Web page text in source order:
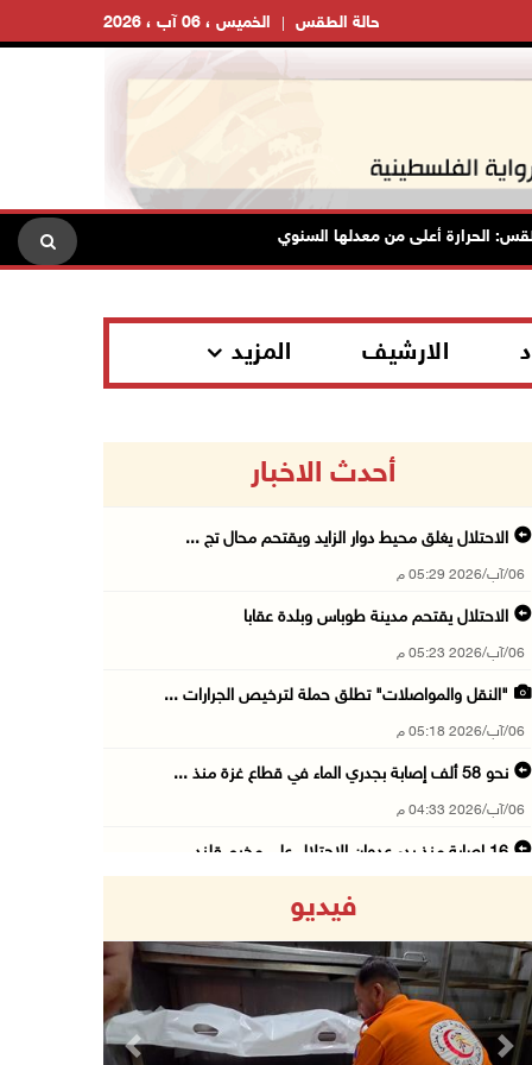
الخميس ، 06 آب ، 2026 حالة الطقس
أعلى من معدلها السنوي العام الاحتلال يقتحم قلقيلية
الارشيف المزيد
أحدث الاخبار
الاحتلال يغلق محيط دوار الزايد ويقتحم محال تج ...
06/آب/2026 05:29 م
الاحتلال يقتحم مدينة طوباس وبلدة عقابا
06/آب/2026 05:23 م
"النقل والمواصلات" تطلق حملة لترخيص الجرارات ...
06/آب/2026 05:18 م
نحو 58 ألف إصابة بجدري الماء في قطاع غزة منذ ...
06/آب/2026 04:33 م
16 إصابة منذ بدء عدوان الاحتلال على مخيم قلند ...
06/آب/2026 03:06 م
الخليلي تبحث مع النائب العام تعزيز الشراكة في ...
06/آب/2026 02:41 م
فيديو
Previous Next